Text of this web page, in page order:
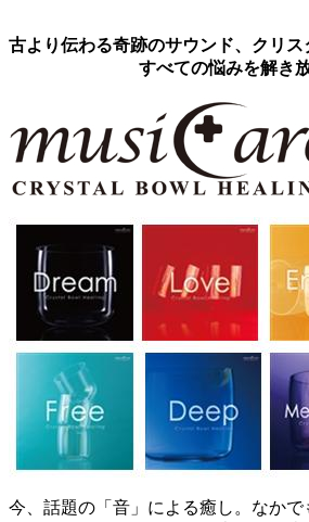
古より伝わる奇跡のサウンド、クリス
すべての悩みを解き
今、話題の「音」による癒し。なかで